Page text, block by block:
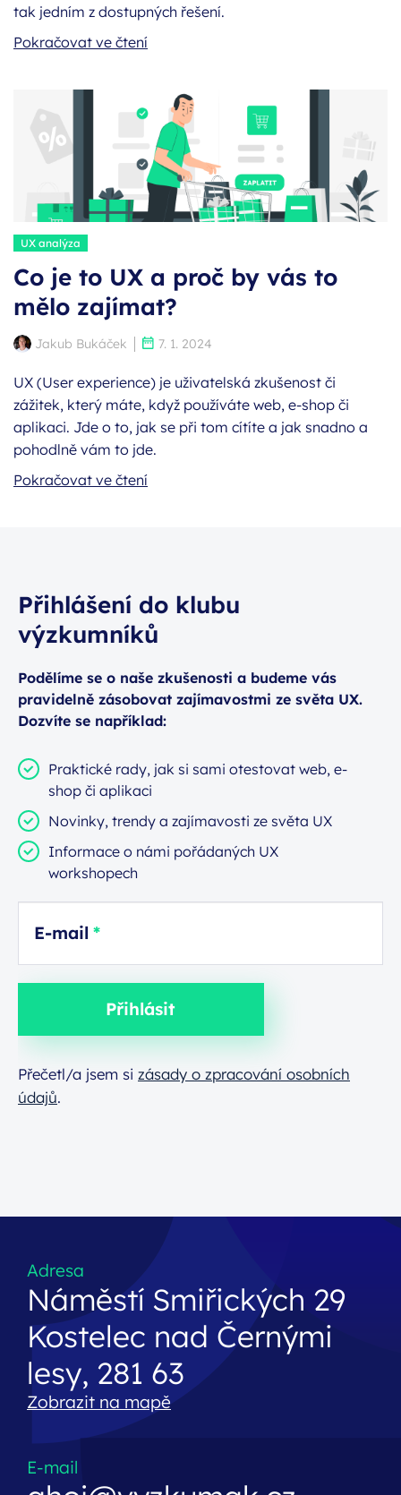
tak jedním z dostupných řešení.
Pokračovat ve čtení
Co je to UX a proč by vás to
mělo zajímat?
Autor:Jakub Bukáček
Štítky:
UX analýza
Publikováno:
7. 1. 2024
UX (User experience) je uživatelská zkušenost či
zážitek, který máte, když používáte web, e-shop či
aplikaci. Jde o to, jak se při tom cítíte a jak snadno a
pohodlně vám to jde.
Pokračovat ve čtení
Přihlášení do klubu
výzkumníků
Podělíme se o naše zkušenosti a budeme vás
pravidelně zásobovat zajímavostmi ze světa UX.
Dozvíte se například:
Praktické rady, jak si sami otestovat web, e-
shop či aplikaci
Novinky, trendy a zajímavosti ze světa UX
Informace o námi pořádaných UX
workshopech
E-mail
Přihlásit
Přečetl/a jsem si zásady o zpracování osobních
údajů.
Adresa
Náměstí Smiřických 29
Kostelec nad Černými
lesy, 281 63
Zobrazit na mapě
E-mail